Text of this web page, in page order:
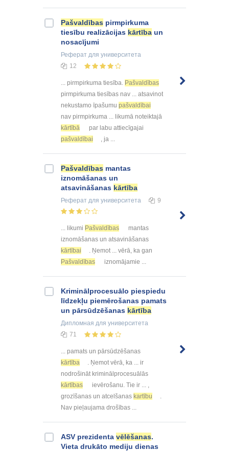
Pašvaldības pirmpirkuma
tiesību realizācijas kārtība un
nosacījumi
Реферат для университета
12
... pirmpirkuma tiesība. Pašvaldības
pirmpirkuma tiesības nav ... atsavinot
nekustamo īpašumu pašvaldībai
nav pirmpirkuma ... likumā noteiktajā
kārtībā
par labu attiecīgajai
pašvaldībai
, ja ...
Pašvaldības mantas
iznomāšanas un
atsavināšanas kārtība
Реферат для университета 9
... likumi Pašvaldības
mantas
iznomāšanas un atsavināšanas
kārtībai
. Ņemot ... vērā, ka gan
Pašvaldības
iznomājamie ...
Kriminālprocesuālo piespiedu
līdzekļu piemērošanas pamats
un pārsūdzēšanas kārtība
Дипломная для университета
71
... pamats un pārsūdzēšanas
kārtība
. Ņemot vērā, ka ... ir
nodrošināt kriminālprocesuālās
kārtības
ievērošanu. Tie ir ... ,
grozīšanas un atcelšanas kartību
.
Nav pieļaujama drošības ...
ASV prezidenta vēlēšanas.
Vieta drukāto mediju dienas